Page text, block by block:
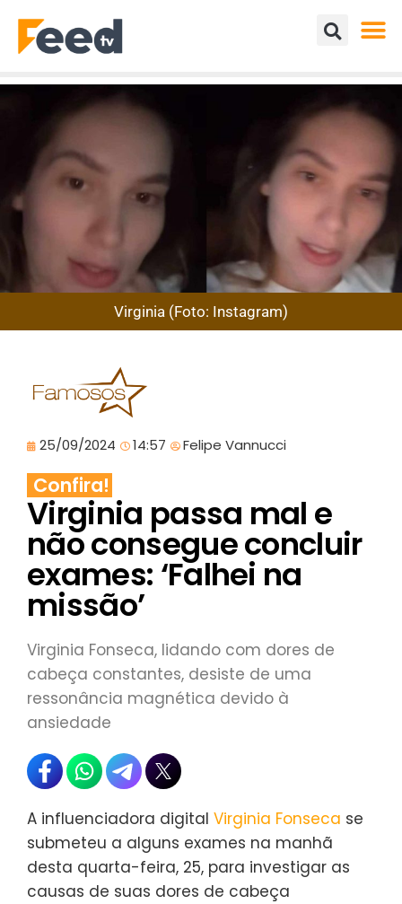
Virginia (Foto: Instagram)
25/09/2024 14:57 Felipe Vannucci
Confira!
Virginia passa mal e
não consegue concluir
exames: ‘Falhei na
missão’
Virginia Fonseca, lidando com dores de
cabeça constantes, desiste de uma
ressonância magnética devido à
ansiedade
A influenciadora digital Virginia Fonseca se
submeteu a alguns exames na manhã
desta quarta-feira, 25, para investigar as
causas de suas dores de cabeça